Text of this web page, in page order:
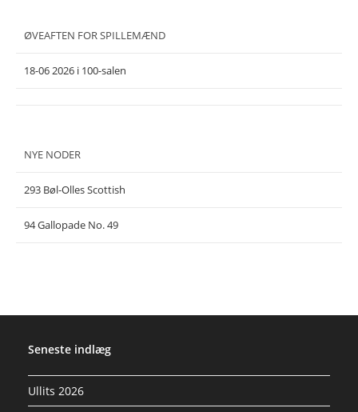
ØVEAFTEN FOR SPILLEMÆND
18-06 2026 i 100-salen
NYE NODER
293 Bøl-Olles Scottish
94 Gallopade No. 49
Seneste indlæg
Ullits 2026